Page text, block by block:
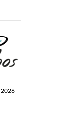
2026